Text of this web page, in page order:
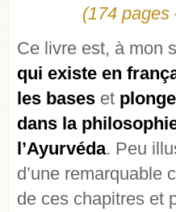
(174 pages
Ce livre est, à mon
qui existe en
les bases et
dans la
l’Ayurvéda. Peu
d’une remarquable
de ces chapitres et